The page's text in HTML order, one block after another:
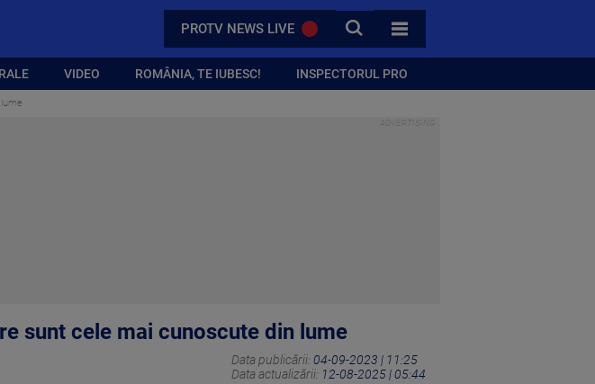
PROTV NEWS LIVE CAUTA
TOATE CATEGORIILE
VIDEO ROMÂNIA, TE IUBESC! INSPECTORUL PRO
sunt cele mai cunoscute din lume
Data publicării: 04-09-2023 | 11:25
Data actualizării: 12-08-2025 | 05:44